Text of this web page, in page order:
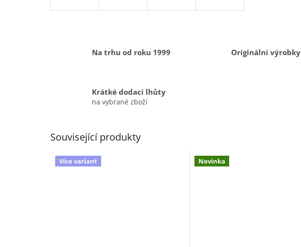
Na trhu od roku 1999 Originální výrobky
Krátké dodací lhůty
na vybrané zboží
Související produkty
Více variant Novinka